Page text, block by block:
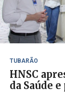
TUBARÃO
HNSC
da Saúde